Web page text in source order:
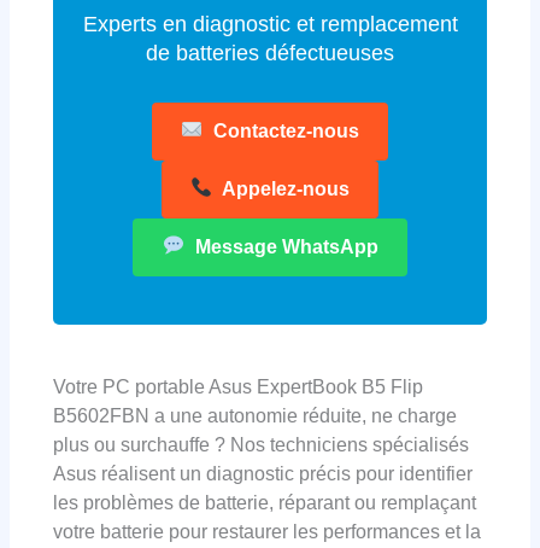
Experts en diagnostic et remplacement
de batteries défectueuses
Contactez-nous
Appelez-nous
Message WhatsApp
Votre PC portable Asus ExpertBook B5 Flip
B5602FBN a une autonomie réduite, ne charge
plus ou surchauffe ? Nos techniciens spécialisés
Asus réalisent un diagnostic précis pour identifier
les problèmes de batterie, réparant ou remplaçant
votre batterie pour restaurer les performances et la